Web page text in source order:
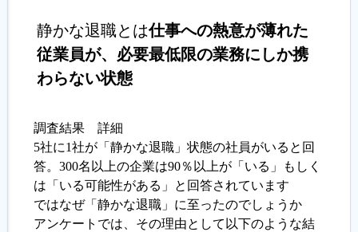
静かな退職とは仕事への熱意が薄れた
従業員が、必要最低限の業務にしか携
わらない状態
調査結果 詳細
5社に1社が「静かな退職」状態の社員がいると回
答。300名以上の企業は90％以上が「いる」もしく
は「いる可能性がある」と回答されています
ではなぜ「静かな退職」に至ったのでしょうか
アンケートでは、その理由として以下のような結